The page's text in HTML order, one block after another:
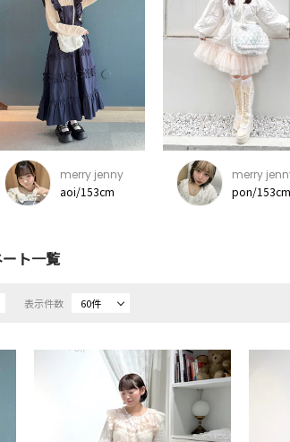
merry jenny
aoi/153cm
merry
pon/153cm
ト一覧
表示件数 60件